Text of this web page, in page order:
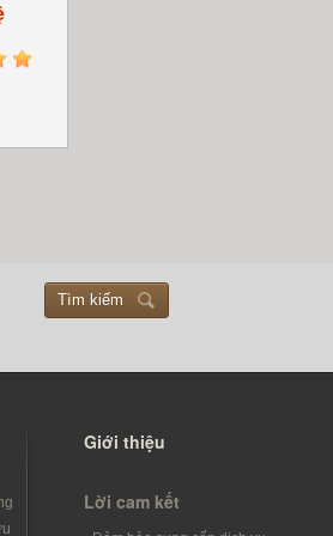
5
Tìm kiếm
Giới thiệu
Lời cam kết